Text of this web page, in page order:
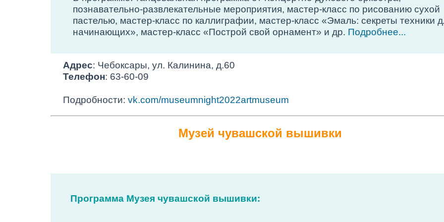
познавательно-развлекательные мероприятия, мастер-класс по рисованию сухой
пастелью, мастер-класс по каллиграфии, мастер-класс «Эмаль: секреты техники
начинающих», мастер-класс «Построй свой орнамент» и др. Подробнее...
Адрес: Чебоксары, ул. Калинина, д.60
Телефон: 63-60-09
Подробности: vk.com/museumnight2022artmuseum
Музей чувашской вышивки
Программа Музея чувашской вышивки: